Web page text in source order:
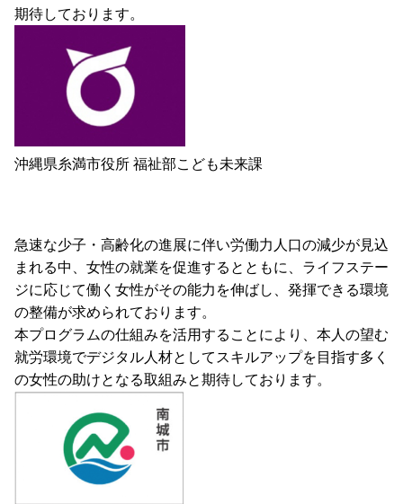
期待しております。
沖縄県糸満市役所 福祉部こども未来課
急速な少子・高齢化の進展に伴い労働力人口の減少が見込
まれる中、女性の就業を促進するとともに、ライフステー
ジに応じて働く女性がその能力を伸ばし、発揮できる環境
の整備が求められております。
本プログラムの仕組みを活用することにより、本人の望む
就労環境でデジタル人材としてスキルアップを目指す多く
の女性の助けとなる取組みと期待しております。